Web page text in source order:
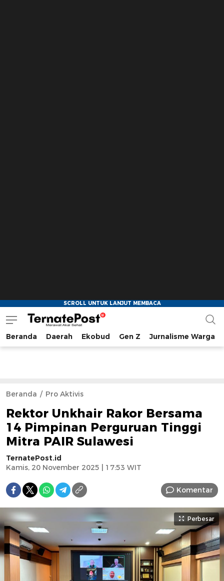
TernatePost.id
merawat akal sehat
Beranda Daerah Ekobud Gen Z Jurnalisme Warga
Beranda Pro Aktivis
Rektor Unkhair Rakor Bersama
14 Pimpinan Perguruan Tinggi
Mitra PAIR Sulawesi
TernatePost.id
Kamis, 20 November 2025 | 17:53 WIT
Komentar
Perbesar